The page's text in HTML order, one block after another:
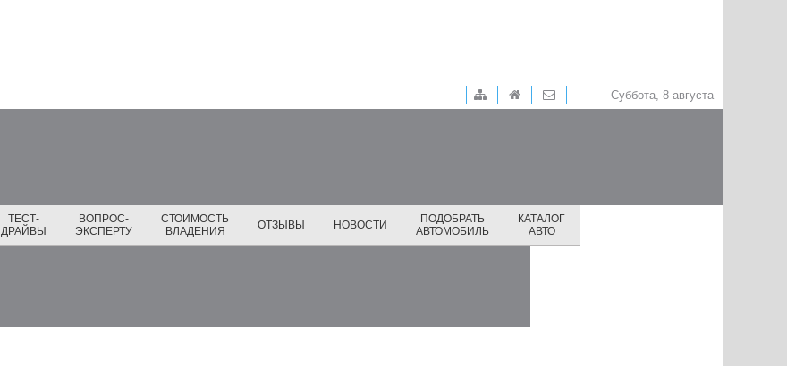
Суббота, 8 августа
ТЕСТ-
ДРАЙВЫ
ВОПРОС-
ЭКСПЕРТУ
СТОИМОСТЬ
ВЛАДЕНИЯ
ОТЗЫВЫ НОВОСТИ
ПОДОБРАТЬ
АВТОМОБИЛЬ
КАТАЛОГ
АВТО